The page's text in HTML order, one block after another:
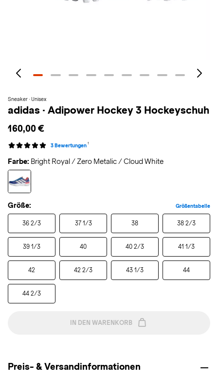
Sneaker · Unisex
adidas · Adipower Hockey 3 Hockeyschuh
160,00 €
3 Bewertungen 1
Farbe: Bright Royal / Zero Metalic / Cloud White
Größe: Größentabelle
36 2/3 37 1/3 38 38 2/3
39 1/3 40 40 2/3 41 1/3
42 42 2/3 43 1/3 44
44 2/3
IN DEN WARENKORB
Preis- & Versandinformationen